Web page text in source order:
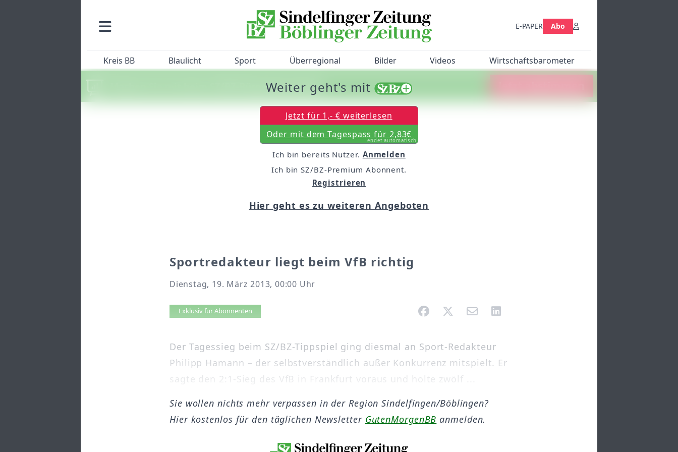
E-PAPER Abo
Kreis BB Blaulicht Sport Überregional Bilder Videos Wirtschaftsbarometer
Machen Sie mit beim SZ/BZ-Bürgerbarometer!
Sportredakteur liegt beim VfB richtig
Dienstag, 19. März 2013, 00:00 Uhr
Artikel vorlesen
Exklusiv für Abonnenten
Der Tagessieg beim SZ/BZ-Tippspiel ging diesmal an Sport-Redakteur
Philipp Hamann – der selbstverständlich außer Konkurrenz mitspielt. Er
sagte den 2:1-Sieg des VfB in Frankfurt voraus und holte zwölf ...
Weiter geht's mit
Jetzt für 1,- € weiterlesen
Oder mit dem Tagespass für 2,83€
endet automatisch
Ich bin bereits Nutzer. Anmelden
Ich bin SZ/BZ-Premium Abonnent.
Registrieren
Hier geht es zu weiteren Angeboten
Sie wollen nichts mehr verpassen in der Region Sindelfingen/Böblingen?
Hier kostenlos für den täglichen Newsletter GutenMorgenBB anmelden.